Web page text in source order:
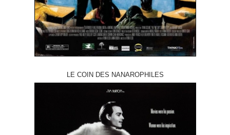
LE COIN DES NANAROPHILES